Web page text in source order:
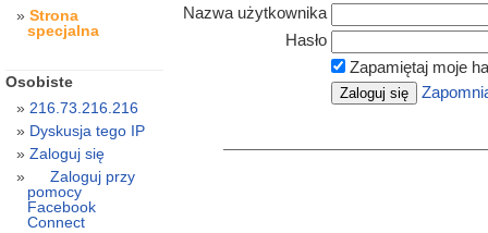
Nazwa użytkownika
Hasło
Zapamiętaj moje
Strona
specjalna
Osobiste
216.73.216.216
Dyskusja tego IP
Zaloguj się
Zaloguj przy
pomocy
Facebook
Connect